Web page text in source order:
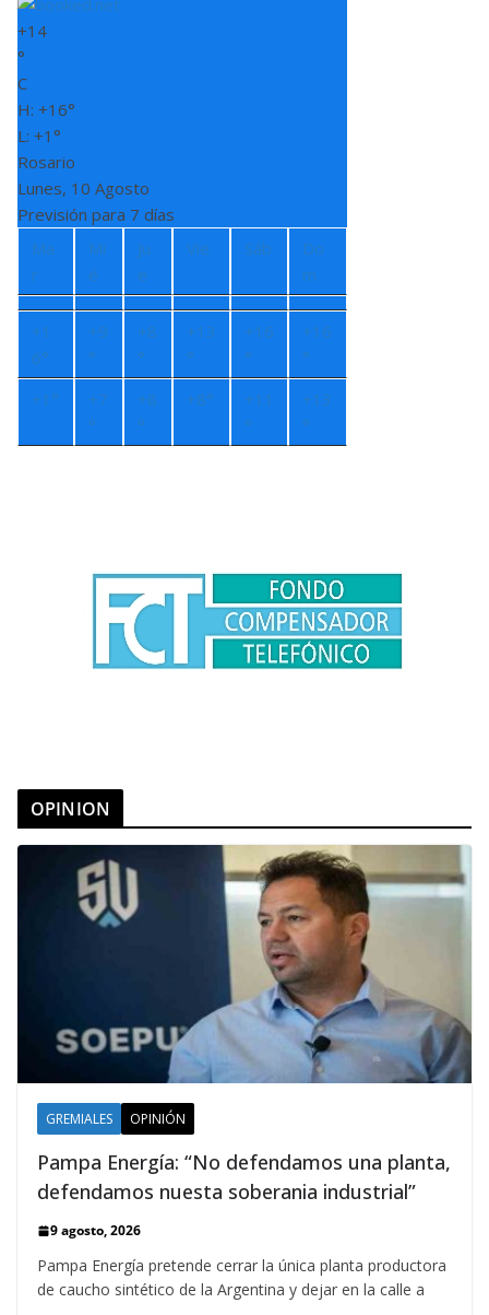
+14
°
C
H: +16°
L: +1°
Rosario
Lunes, 10 Agosto
Previsión para 7 días
Ma
r
Mi
é
Ju
e
Vie Sáb
Do
m
+1
6°
+9
°
+8
°
+13
°
+16
°
+16
°
+1° +7
°
+8
°
+8° +11
°
+13
°
OPINION
GREMIALES OPINIÓN
Pampa Energía: “No defendamos una planta,
defendamos nuesta soberania industrial”
9 agosto, 2026
Pampa Energía pretende cerrar la única planta productora
de caucho sintético de la Argentina y dejar en la calle a